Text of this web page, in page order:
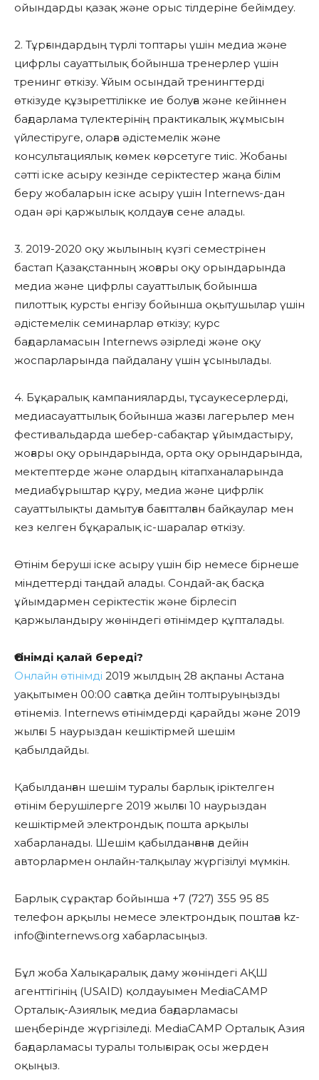
ойындарды қазақ және орыс тілдеріне бейімдеу.
2. Тұрғындардың түрлі топтары үшін медиа және
цифрлы сауаттылық бойынша тренерлер үшін
тренинг өткізу. Ұйым осындай тренингтерді
өткізуде құзыреттілікке ие болуға және кейіннен
бағдарлама түлектерінің практикалық жұмысын
үйлестіруге, оларға әдістемелік және
консультациялық көмек көрсетуге тиіс. Жобаны
сәтті іске асыру кезінде серіктестер жаңа білім
беру жобаларын іске асыру үшін Internews-дан
одан әрі қаржылық қолдауға сене алады.
3. 2019-2020 оқу жылының күзгі семестрінен
бастап Қазақстанның жоғары оқу орындарында
медиа және цифрлы сауаттылық бойынша
пилоттық курсты енгізу бойынша оқытушылар үшін
әдістемелік семинарлар өткізу; курс
бағдарламасын Internews әзірледі және оқу
жоспарларында пайдалану үшін ұсынылады.
4. Бұқаралық кампанияларды, тұсаукесерлерді,
медиасауаттылық бойынша жазғы лагерьлер мен
фестивальдарда шебер-сабақтар ұйымдастыру,
жоғары оқу орындарында, орта оқу орындарында,
мектептерде және олардың кітапханаларында
медиабұрыштар құру, медиа және цифрлік
сауаттылықты дамытуға бағытталған байқаулар мен
кез келген бұқаралық іс-шаралар өткізу.
Өтінім беруші іске асыру үшін бір немесе бірнеше
міндеттерді таңдай алады. Сондай-ақ басқа
ұйымдармен серіктестік және бірлесіп
қаржыландыру жөніндегі өтінімдер құпталады.
Өтінімді қалай береді?
Онлайн өтінімді 2019 жылдың 28 ақпаны Астана
уақытымен 00:00 сағатқа дейін толтыруыңызды
өтінеміз. Internews өтінімдерді қарайды және 2019
жылғы 5 наурыздан кешіктірмей шешім
қабылдайды.
Қабылданған шешім туралы барлық іріктелген
өтінім берушілерге 2019 жылғы 10 наурыздан
кешіктірмей электрондық пошта арқылы
хабарланады. Шешім қабылданғанға дейін
авторлармен онлайн-талқылау жүргізілуі мүмкін.
Барлық сұрақтар бойынша +7 (727) 355 95 85
телефон арқылы немесе электрондық поштаға kz-
info@internews.org хабарласыңыз.
Бұл жоба Халықаралық даму жөніндегі АҚШ
агенттігінің (USAID) қолдауымен MediaCAMP
Орталық-Азиялық медиа бағдарламасы
шеңберінде жүргізіледі. MediaCAMP Орталық Азия
бағдарламасы туралы толығырақ осы жерден
оқыңыз.